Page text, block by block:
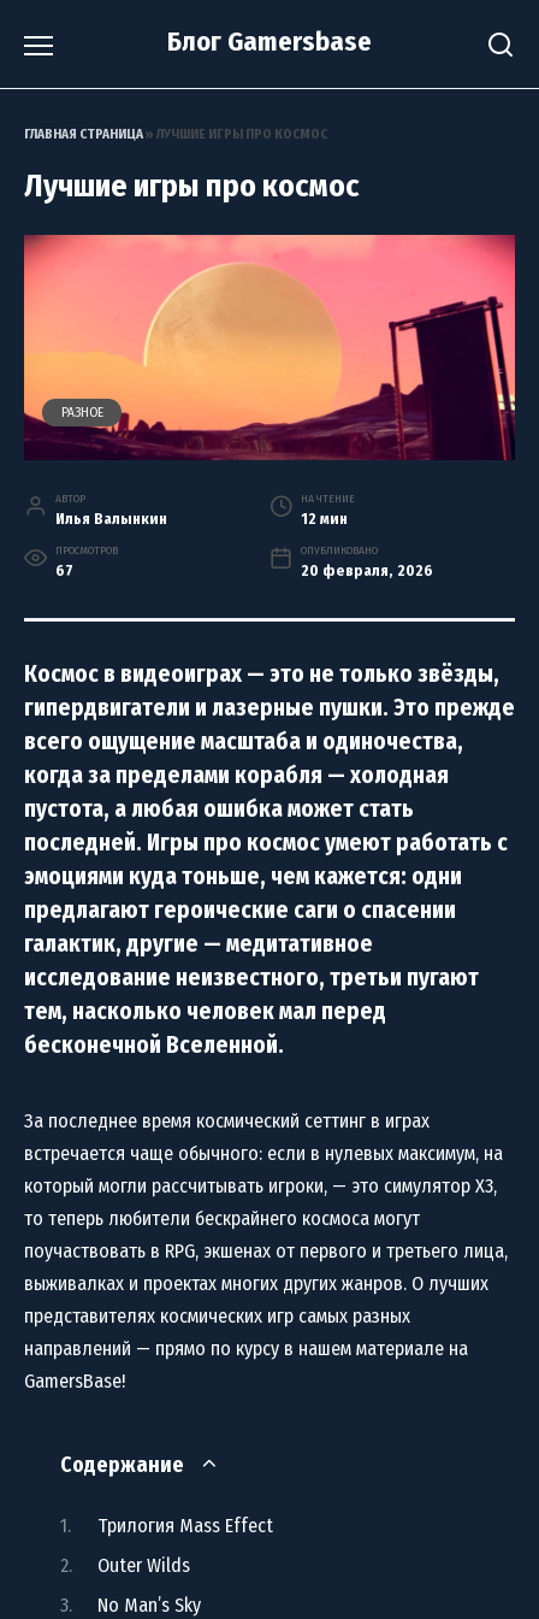
Блог Gamersbase
ГЛАВНАЯ СТРАНИЦА» ЛУЧШИЕ ИГРЫ ПРО КОСМОС
Лучшие игры про космос
РАЗНОЕ
АВТОР
Илья Валынкин
НА ЧТЕНИЕ
12 мин
ПРОСМОТРОВ
67
ОПУБЛИКОВАНО
20 февраля, 2026
Космос в видеоиграх — это не только звёзды,
гипердвигатели и лазерные пушки. Это прежде
всего ощущение масштаба и одиночества,
когда за пределами корабля — холодная
пустота, а любая ошибка может стать
последней. Игры про космос умеют работать с
эмоциями куда тоньше, чем кажется: одни
предлагают героические саги о спасении
галактик, другие — медитативное
исследование неизвестного, третьи пугают
тем, насколько человек мал перед
бесконечной Вселенной.
За последнее время космический сеттинг в играх
встречается чаще обычного: если в нулевых максимум, на
который могли рассчитывать игроки, — это симулятор X3,
то теперь любители бескрайнего космоса могут
поучаствовать в RPG, экшенах от первого и третьего лица,
выживалках и проектах многих других жанров. О лучших
представителях космических игр самых разных
направлений — прямо по курсу в нашем материале на
GamersBase!
Содержание
Трилогия Mass Effect
Outer Wilds
No Man’s Sky